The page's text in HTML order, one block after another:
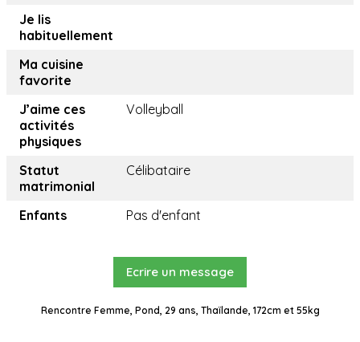
Je lis
habituellement
Ma cuisine
favorite
J’aime ces
activités
physiques
Volleyball
Statut
matrimonial
Célibataire
Enfants Pas d'enfant
Ecrire un message
Rencontre Femme, Pond, 29 ans, Thaïlande, 172cm et 55kg